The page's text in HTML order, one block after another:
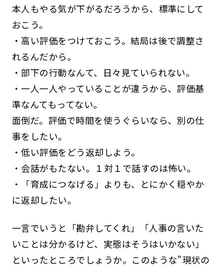
本人もやる気が下がるだろうから、標準にして
おこう。
・高い評価をつけておこう。結局は後で調整さ
れるんだから。
・部下の行動なんて、日々見ていられない。
・一人一人やっていることが違うから、評価基
準なんてもってない。
面倒だ。評価で時間を使うぐらいなら、別の仕
事をしたい。
・低い評価をどう返却しよう。
・会話がもたない。１対１で話すのは怖い。
・「育成につなげる」よりも、とにかく穏やか
に返却したい。
一言でいうと「勘弁してくれ」「人事の言いた
いことは分かるけど、実態はそうはいかない」
といったところでしょうか。このような”現状の